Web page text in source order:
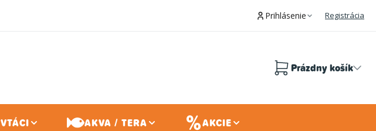
Prihlásenie Registrácia
Prázdny košík
VTÁCI AKVA / TERA AKCIE